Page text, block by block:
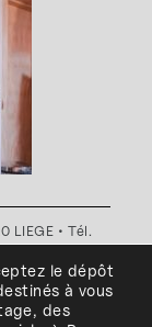
• Tél.
•Politique de
du
le dépôt
à vous
des